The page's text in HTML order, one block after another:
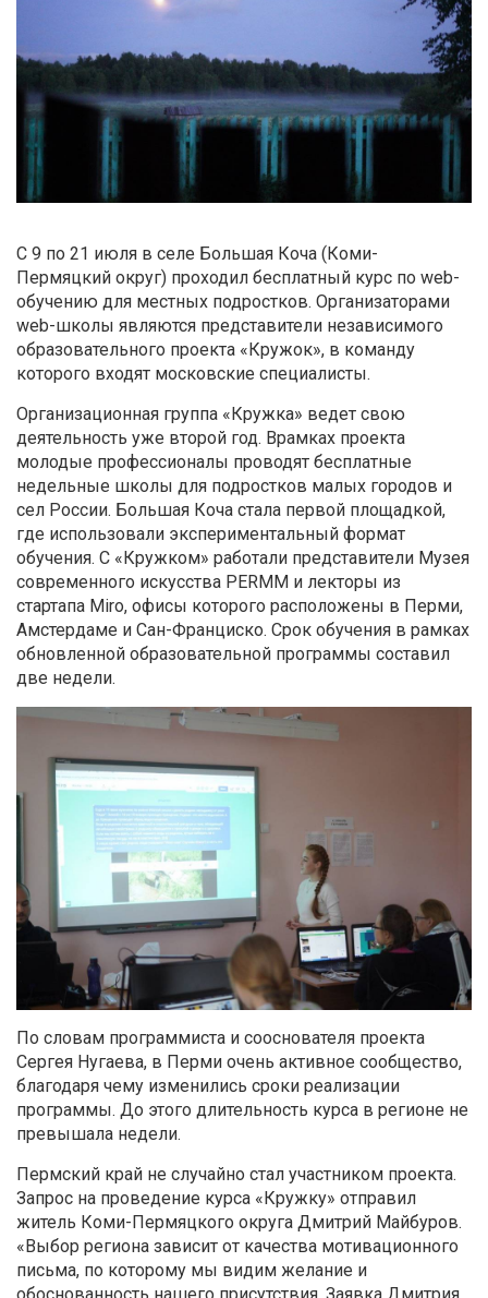
С 9 по 21 июля в селе Большая Коча (Коми-
Пермяцкий округ) проходил бесплатный курс по web-
обучению для местных подростков. Организаторами
web-школы являются представители независимого
образовательного проекта «Кружок», в команду
которого входят московские специалисты.
Организационная группа «Кружка» ведет свою
деятельность уже второй год. Врамках проекта
молодые профессионалы проводят бесплатные
недельные школы для подростков малых городов и
сел России. Большая Коча стала первой площадкой,
где использовали экспериментальный формат
обучения. С «Кружком» работали представители Музея
современного искусства PERMM и лекторы из
стартапа Miro, офисы которого расположены в Перми,
Амстердаме и Сан-Франциско. Срок обучения в рамках
обновленной образовательной программы составил
две недели.
По словам программиста и сооснователя проекта
Сергея Нугаева, в Перми очень активное сообщество,
благодаря чему изменились сроки реализации
программы. До этого длительность курса в регионе не
превышала недели.
Пермский край не случайно стал участником проекта.
Запрос на проведение курса «Кружку» отправил
житель Коми-Пермяцкого округа Дмитрий Майбуров.
«Выбор региона зависит от качества мотивационного
письма, по которому мы видим желание и